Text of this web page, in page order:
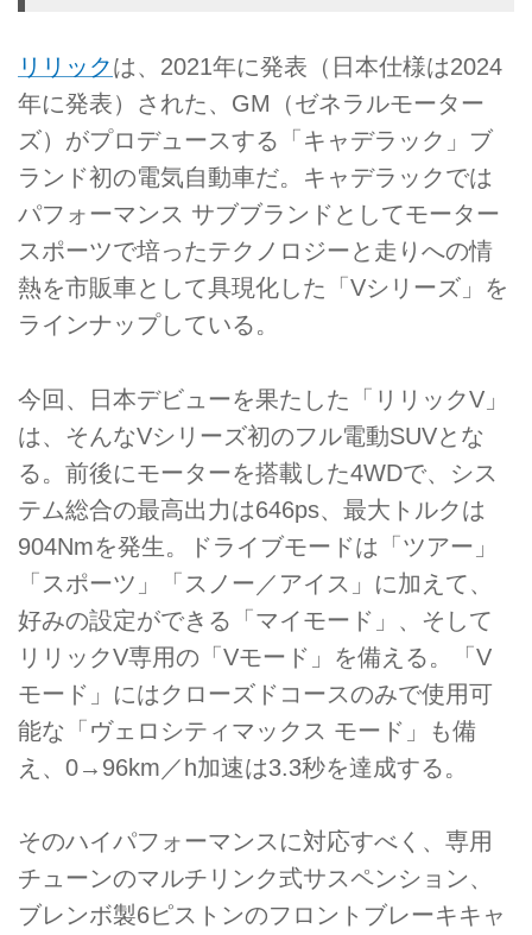
リリックは、2021年に発表（日本仕様は2024
年に発表）された、GM（ゼネラルモーター
ズ）がプロデュースする「キャデラック」ブ
ランド初の電気自動車だ。キャデラックでは
パフォーマンス サブブランドとしてモーター
スポーツで培ったテクノロジーと走りへの情
熱を市販車として具現化した「Vシリーズ」を
ラインナップしている。
今回、日本デビューを果たした「リリックV」
は、そんなVシリーズ初のフル電動SUVとな
る。前後にモーターを搭載した4WDで、シス
テム総合の最高出力は646ps、最大トルクは
904Nmを発生。ドライブモードは「ツアー」
「スポーツ」「スノー／アイス」に加えて、
好みの設定ができる「マイモード」、そして
リリックV専用の「Vモード」を備える。「V
モード」にはクローズドコースのみで使用可
能な「ヴェロシティマックス モード」も備
え、0→96km／h加速は3.3秒を達成する。
そのハイパフォーマンスに対応すべく、専用
チューンのマルチリンク式サスペンション、
ブレンボ製6ピストンのフロントブレーキキャ